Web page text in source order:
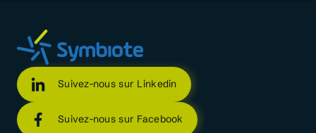
Suivez-nous sur Linkedin
Suivez-nous sur Facebook